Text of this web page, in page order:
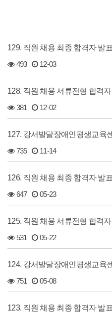
129. 직원 채용 최종 합격자 발표
493 12-03
128. 직원 채용 서류전형 합격
381 12-02
127. 강서발달장애인평생교육
735 11-14
126. 직원 채용 최종 합격자 발표
647 05-23
125. 직원 채용 서류전형 합격
531 05-22
124. 강서발달장애인평생교육
751 05-08
123. 직원 채용 최종 합격자 발표